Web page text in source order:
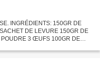
INGRÉDIENTS: 150GR DE
DE LEVURE 150GR DE
3 ŒUFS 100GR DE